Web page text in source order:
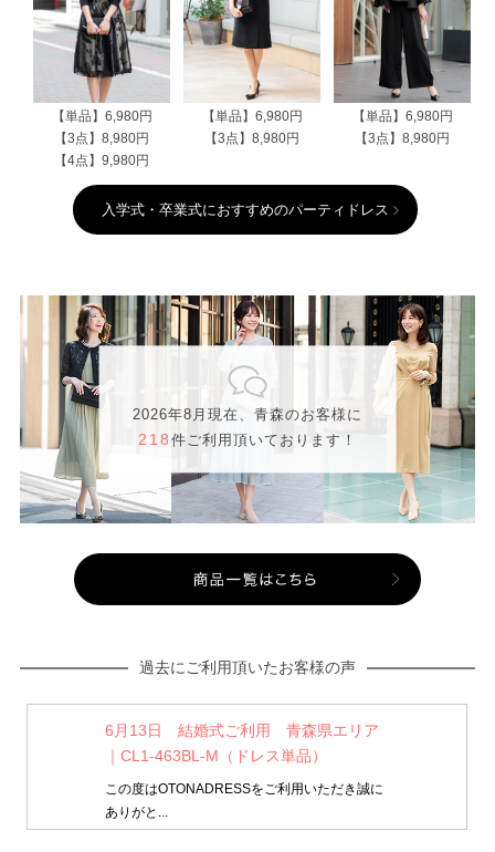
【単品】6,980円
【3点】8,980円
【4点】9,980円
【単品】6,980円
【3点】8,980円
【単品】6,980円
【3点】8,980円
入学式・卒業式におすすめのパーティドレス
2026年8月現在、青森のお客様に
218 件ご利用頂いております！
過去にご利用頂いたお客様の声
6月13日 結婚式ご利用 青森県エリア
｜CL1-463BL-M（ドレス単品）
この度はOTONADRESSをご利用いただき誠に
ありがと...